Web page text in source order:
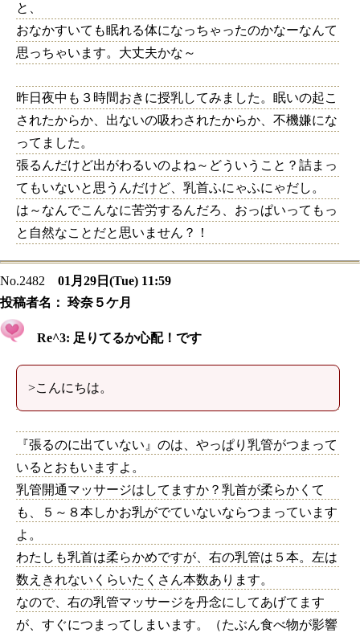
と、
おなかすいても眠れる体になっちゃったのかなーなんて
思っちゃいます。大丈夫かな～
昨日夜中も３時間おきに授乳してみました。眠いの起こ
されたからか、出ないの吸わされたからか、不機嫌にな
ってました。
張るんだけど出がわるいのよね～どういうこと？詰まっ
てもいないと思うんだけど、乳首ふにゃふにゃだし。
は～なんでこんなに苦労するんだろ、おっぱいってもっ
と自然なことだと思いません？！
No.2482
01月29日(Tue) 11:59
投稿者名： 玲奈５ケ月
Re^3: 足りてるか心配！です
>こんにちは。
『張るのに出ていない』のは、やっぱり乳管がつまって
いるとおもいますよ。
乳管開通マッサージはしてますか？乳首が柔らかくて
も、５～８本しかお乳がでていないならつまっています
よ。
わたしも乳首は柔らかめですが、右の乳管は５本。左は
数えきれないくらいたくさん本数あります。
なので、右の乳管マッサージを丹念にしてあげてます
が、すぐにつまってしまいます。（たぶん食べ物が影響